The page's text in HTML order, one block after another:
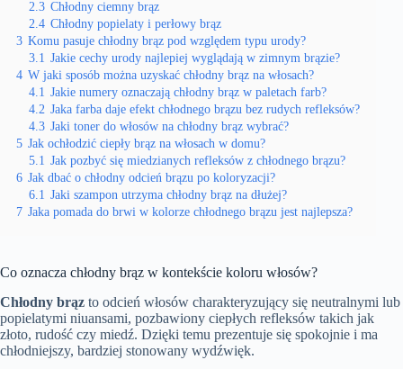
2.3 Chłodny ciemny brąz
2.4 Chłodny popielaty i perłowy brąz
3 Komu pasuje chłodny brąz pod względem typu urody?
3.1 Jakie cechy urody najlepiej wyglądają w zimnym brązie?
4 W jaki sposób można uzyskać chłodny brąz na włosach?
4.1 Jakie numery oznaczają chłodny brąz w paletach farb?
4.2 Jaka farba daje efekt chłodnego brązu bez rudych refleksów?
4.3 Jaki toner do włosów na chłodny brąz wybrać?
5 Jak ochłodzić ciepły brąz na włosach w domu?
5.1 Jak pozbyć się miedzianych refleksów z chłodnego brązu?
6 Jak dbać o chłodny odcień brązu po koloryzacji?
6.1 Jaki szampon utrzyma chłodny brąz na dłużej?
7 Jaka pomada do brwi w kolorze chłodnego brązu jest najlepsza?
Co oznacza chłodny brąz w kontekście koloru włosów?
Chłodny brąz to odcień włosów charakteryzujący się neutralnymi lub
popielatymi niuansami, pozbawiony ciepłych refleksów takich jak
złoto, rudość czy miedź. Dzięki temu prezentuje się spokojnie i ma
chłodniejszy, bardziej stonowany wydźwięk.